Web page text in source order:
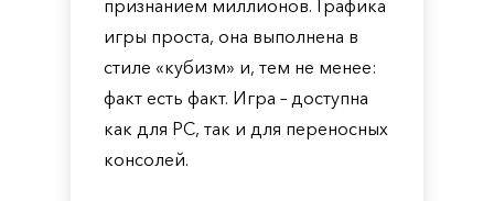
признанием миллионов. Графика
игры проста, она выполнена в
стиле «кубизм» и, тем не менее:
факт есть факт. Игра – доступна
как для PC, так и для переносных
консолей.